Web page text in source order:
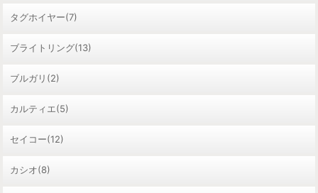
タグホイヤー(7)
ブライトリング(13)
ブルガリ(2)
カルティエ(5)
セイコー(12)
カシオ(8)